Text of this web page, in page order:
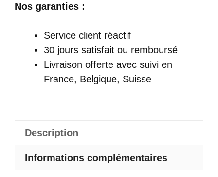
Crâne
Et
Blanc
Nos garanties :
Service client réactif
30 jours satisfait ou remboursé
Livraison offerte avec suivi en
France, Belgique, Suisse
Description
Informations complémentaires